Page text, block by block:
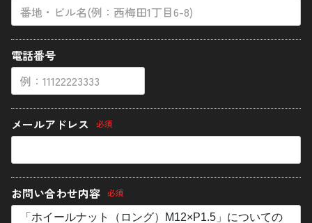
ネジ長さについての補足
追加工について
ご利用ガイド
マイカート
新規会員登録
お気に入り
ログイン
電話番号
メールアドレス 必須
お問い合わせ内容 必須